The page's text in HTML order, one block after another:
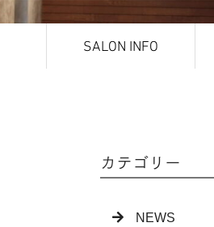
SALON INFO
カテゴリー
NEWS